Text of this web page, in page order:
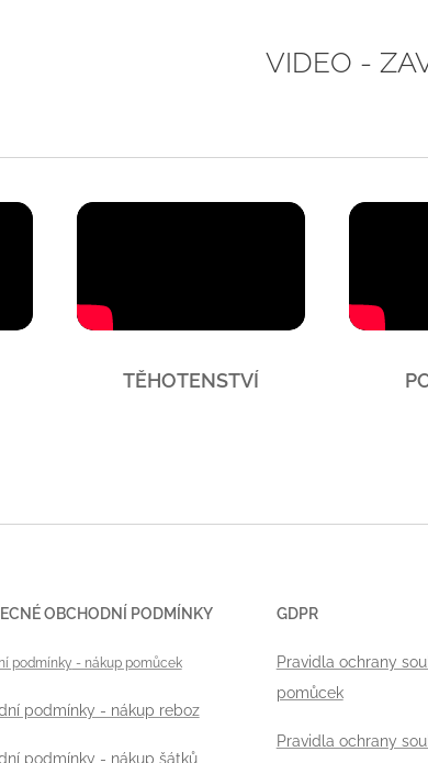
VIDEO -
TĚHOTENSTVÍ
OBCHODNÍ PODMÍNKY
podmínky - nákup pomůcek
podmínky - nákup reboz
podmínky - nákup šátků
GDPR
Pravidla ochrany
pomůcek
Pravidla ochrany